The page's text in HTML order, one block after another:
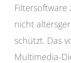
Filtersoftware
nicht
schützt. Das
Multimedia-